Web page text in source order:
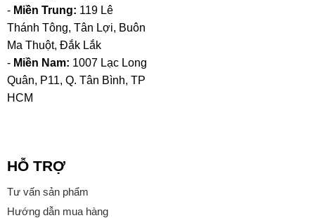
- Miền Trung: 119 Lê
Thánh Tông, Tân Lợi, Buôn
Ma Thuột, Đắk Lắk
- Miền Nam: 1007 Lạc Long
Quân, P11, Q. Tân Bình, TP
HCM
HỖ TRỢ
Tư vấn sản phẩm
Hướng dẫn mua hàng